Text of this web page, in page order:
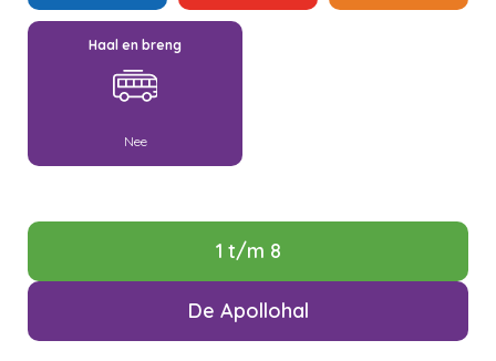
Haal en breng
Nee
1 t/m 8
De Apollohal